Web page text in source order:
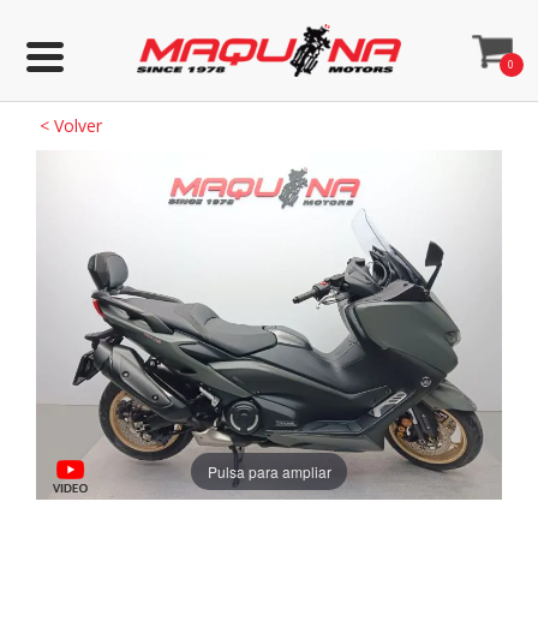
0
< Volver
Pulsa para ampliar